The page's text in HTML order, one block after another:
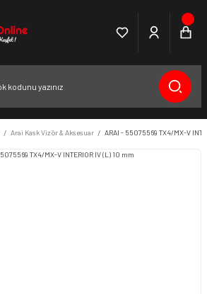
Arai Kask Vizör & Aksesuar ARAI - 55075569 TX4/MX-V